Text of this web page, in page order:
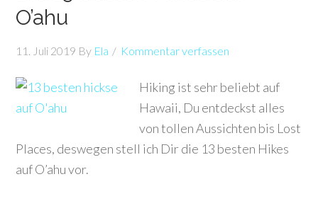
O’ahu
11. Juli 2019 By Ela Kommentar verfassen
Hiking ist sehr beliebt auf
Hawaii, Du entdeckst alles
von tollen Aussichten bis Lost
Places, deswegen stell ich Dir die 13 besten Hikes
auf O’ahu vor.